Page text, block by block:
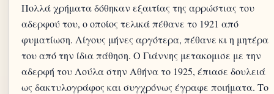
Πολλά χρήματα δόθηκαν εξαιτίας της αρρώστιας του
αδερφού του, ο οποίος τελικά πέθανε το 1921 από
φυματίωση. Λίγους μήνες αργότερα, πέθανε κι η μητέρα
του από την ίδια πάθηση. Ο Γιάννης μετακομισε με την
αδερφή του Λούλα στην Αθήνα το 1925, έπιασε δουλειά
ως δακτυλογράφος και συγχρόνως έγραφε ποιήματα. Το